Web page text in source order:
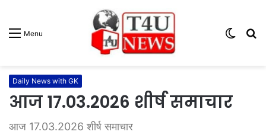
Menu
Switch
Daily News with GK
आज 17.03.2026 शीर्ष समाचार
आज 17.03.2026 शीर्ष समाचार